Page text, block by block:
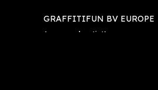
GRAFFITIFUN BV EUROPE
(personal-artist)